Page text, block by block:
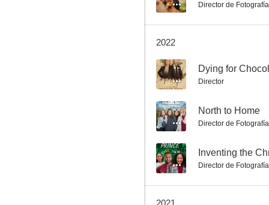
Ángeles de papel
6.5
Director de Fotografía
2022
--
Director
-- North to Home
Director de Fotografía
-- Inventing the
Director de Fotografía
2021